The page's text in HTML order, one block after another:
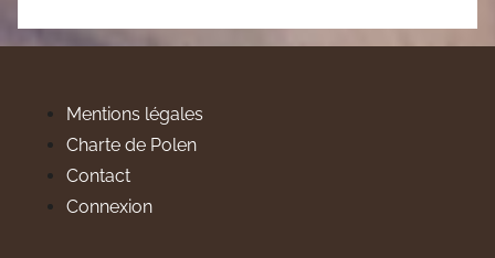
Mentions légales
Charte de Polen
Contact
Connexion